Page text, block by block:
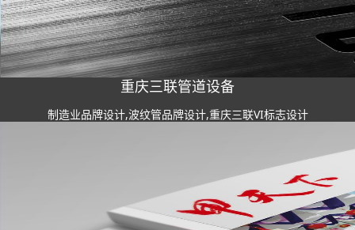
重庆三联管道设备
制造业品牌设计,波纹管品牌设计,重庆三联VI标志设计